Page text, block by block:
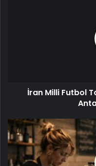
İran Milli Futbol